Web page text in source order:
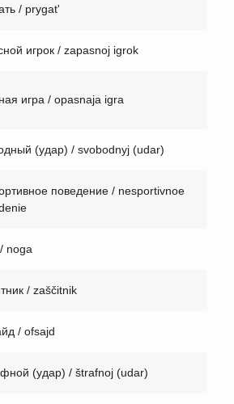
/ prygat'
игрок / zapasnoj igrok
игра / opasnaja igra
(удар) / svobodnyj (udar)
поведение / nesportivnoe
noga
/ zaščitnik
/ ofsajd
(удар) / štrafnoj (udar)